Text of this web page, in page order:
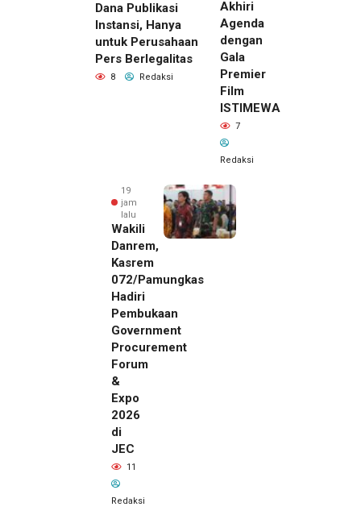
Dana Publikasi
Instansi, Hanya
untuk Perusahaan
Pers Berlegalitas
8 Redaksi
Akhiri
Agenda
dengan
Gala
Premier
Film
ISTIMEWA
7
Redaksi
19
jam
lalu
Wakili
Danrem,
Kasrem
072/Pamungkas
Hadiri
Pembukaan
Government
Procurement
Forum
&
Expo
2026
di
JEC
11
Redaksi